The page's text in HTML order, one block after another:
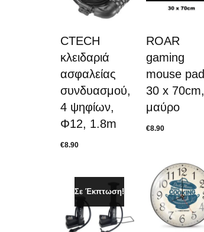
CTECH
κλειδαριά
ασφαλείας
συνδυασμού,
4 ψηφίων,
Φ12, 1.8m
€8.90
Σε Έκπτωση!
ROAR
gaming
mouse pad
30 x 70cm,
μαύρο
€8.90